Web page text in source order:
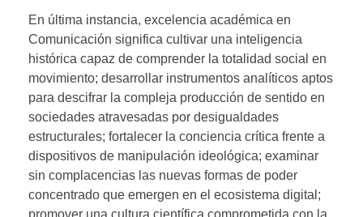
En última instancia, excelencia académica en
Comunicación significa cultivar una inteligencia
histórica capaz de comprender la totalidad social en
movimiento; desarrollar instrumentos analíticos aptos
para descifrar la compleja producción de sentido en
sociedades atravesadas por desigualdades
estructurales; fortalecer la conciencia crítica frente a
dispositivos de manipulación ideológica; examinar
sin complacencias las nuevas formas de poder
concentrado que emergen en el ecosistema digital;
promover una cultura científica comprometida con la